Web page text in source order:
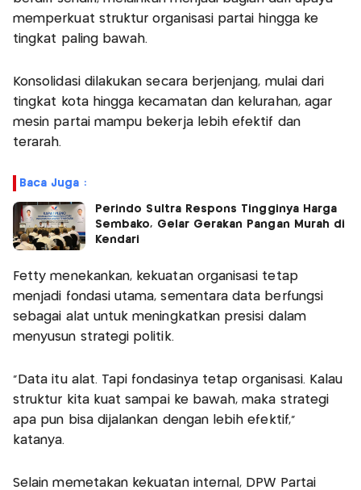
memperkuat struktur organisasi partai hingga ke
tingkat paling bawah.
Konsolidasi dilakukan secara berjenjang, mulai dari
tingkat kota hingga kecamatan dan kelurahan, agar
mesin partai mampu bekerja lebih efektif dan
terarah.
Baca Juga :
Perindo Sultra Respons Tingginya Harga
Sembako, Gelar Gerakan Pangan Murah di
Kendari
Fetty menekankan, kekuatan organisasi tetap
menjadi fondasi utama, sementara data berfungsi
sebagai alat untuk meningkatkan presisi dalam
menyusun strategi politik.
“Data itu alat. Tapi fondasinya tetap organisasi. Kalau
struktur kita kuat sampai ke bawah, maka strategi
apa pun bisa dijalankan dengan lebih efektif,”
katanya.
Selain memetakan kekuatan internal, DPW Partai